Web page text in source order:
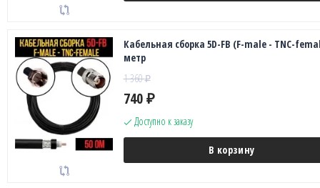
Кабельная сборка 5D-FB (F-male - TNC-
метр
1 360₽
740 ₽
Доступно к заказу
В корзину